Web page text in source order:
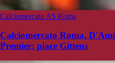
Calciomercato AS Roma
Calciomercato Roma,
Premier: piace Gittens